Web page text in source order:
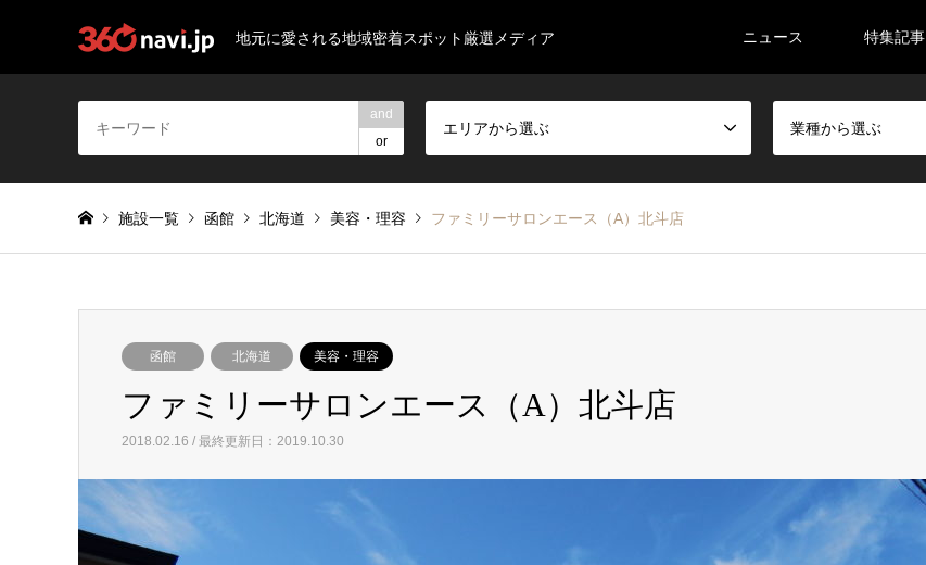
地元に愛される地域密着スポット厳選メディア ニュース 特集記事
and
or
エリアから選ぶ 業種から選ぶ
施設一覧 函館 北海道 美容・理容 ファミリーサロンエース（A）北斗店
函館 北海道 美容・理容
ファミリーサロンエース（A）北斗店
2018.02.16 / 最終更新日：2019.10.30